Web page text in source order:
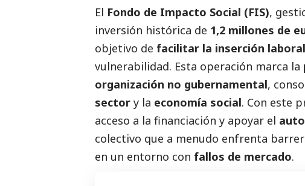
El Fondo de Impacto Social (FIS),
inversión histórica de 1,2 millones de
objetivo de facilitar la inserción
vulnerabilidad. Esta operación marca la
organización no gubernamental,
sector y la economía social. Con este
acceso a la financiación y apoyar el
colectivo que a menudo enfrenta
en un entorno con fallos de mercado.